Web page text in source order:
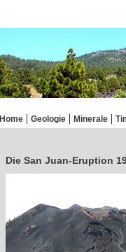
Home Geologie Minerale
Die San Juan-Eruption